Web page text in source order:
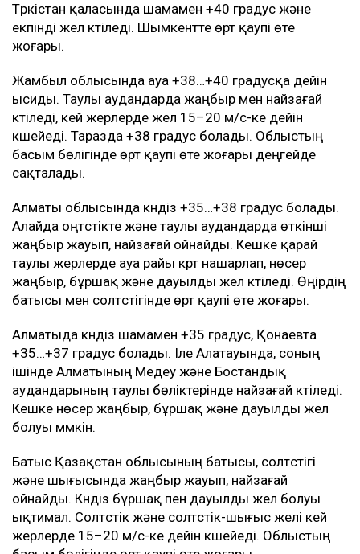
Түркістан қаласында шамамен +40 градус және
екпінді жел күтіледі. Шымкентте өрт қаупі өте
жоғары.
Жамбыл облысында ауа +38…+40 градусқа дейін
ысиды. Таулы аудандарда жаңбыр мен найзағай
күтіледі, кей жерлерде жел 15–20 м/с-ке дейін
күшейеді. Таразда +38 градус болады. Облыстың
басым бөлігінде өрт қаупі өте жоғары деңгейде
сақталады.
Алматы облысында күндіз +35…+38 градус болады.
Алайда оңтүстікте және таулы аудандарда өткінші
жаңбыр жауып, найзағай ойнайды. Кешке қарай
таулы жерлерде ауа райы күрт нашарлап, нөсер
жаңбыр, бұршақ және дауылды жел күтіледі. Өңірдің
батысы мен солтүстігінде өрт қаупі өте жоғары.
Алматыда күндіз шамамен +35 градус, Қонаевта
+35…+37 градус болады. Іле Алатауында, соның
ішінде Алматының Медеу және Бостандық
аудандарының таулы бөліктерінде найзағай күтіледі.
Кешке нөсер жаңбыр, бұршақ және дауылды жел
болуы мүмкін.
Батыс Қазақстан облысының батысы, солтүстігі
және шығысында жаңбыр жауып, найзағай
ойнайды. Күндіз бұршақ пен дауылды жел болуы
ықтимал. Солтүстік және солтүстік-шығыс желі кей
жерлерде 15–20 м/с-ке дейін күшейеді. Облыстың